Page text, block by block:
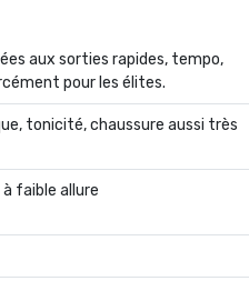
aux sorties rapides, tempo,
pour les élites.
tonicité, chaussure aussi très
faible allure